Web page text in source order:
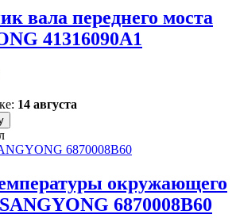
вала переднего моста
41316090A1
14 августа
окружающего
6870008B60